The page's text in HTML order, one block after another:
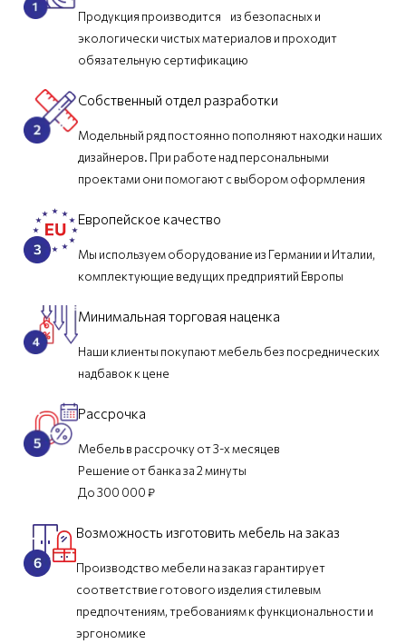
Продукция производится из безопасных и
экологически чистых материалов и проходит
обязательную сертификацию
Собственный отдел разработки
Модельный ряд постоянно пополняют находки наших
дизайнеров. При работе над персональными
проектами они помогают с выбором оформления
Европейское качество
Мы используем оборудование из Германии и Италии,
комплектующие ведущих предприятий Европы
Минимальная торговая наценка
Наши клиенты покупают мебель без посреднических
надбавок к цене
Рассрочка
Мебель в рассрочку от 3-х месяцев
Решение от банка за 2 минуты
До 300 000 ₽
Возможность изготовить мебель на заказ
Производство мебели на заказ гарантирует
соответствие готового изделия стилевым
предпочтениям, требованиям к функциональности и
эргономике